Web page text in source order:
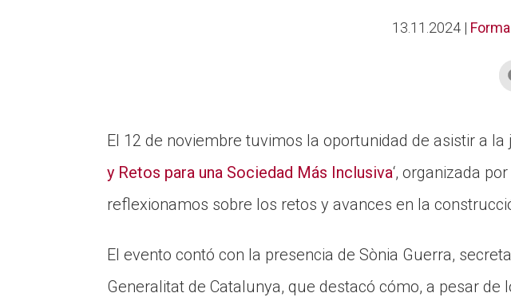
13.11.2024|
El 12 de noviembre tuvimos la oportunidad de asistir a la
y Retos para una Sociedad Más Inclusiva‘, organizada por
reflexionamos sobre los retos y avances en la
El evento contó con la presencia de Sònia Guerra,
Generalitat de Catalunya, que destacó cómo, a pesar